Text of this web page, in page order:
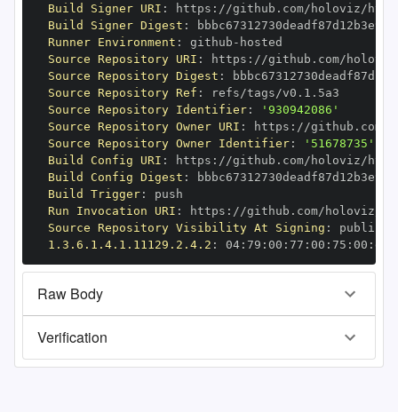
Build Signer URI : https :
Build Signer Digest :
Runner Environment : github -
Source Repository URI : https :
Source Repository Digest :
Source Repository Ref :
Source Repository Identifier:
'930942086'
Source Repository Owner URI : https :
Source Repository Owner Identifier:
'51678735'
Build Config URI : https :
Build Config Digest :
Build Trigger:
Run Invocation URI : https :
Source Repository Visibility At Signing :
1.3.6.1.4.1.11129.2.4.2 : 04: 79 : 00 : 77 : 00 : 75 : 00 : dd
Raw Body
Verification